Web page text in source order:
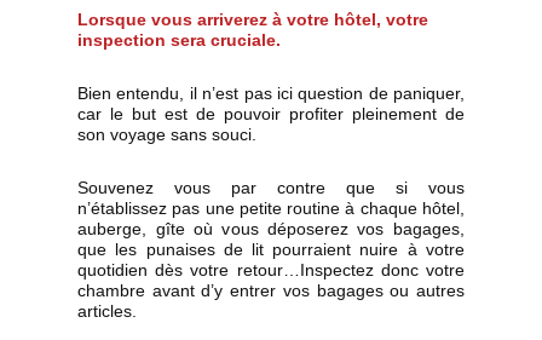
Lorsque vous arriverez à votre hôtel, votre
inspection sera cruciale.
Bien entendu, il n’est pas ici question de paniquer,
car le but est de pouvoir profiter pleinement de
son voyage sans souci.
Souvenez vous par contre que si vous
n’établissez pas une petite routine à chaque hôtel,
auberge, gîte où vous déposerez vos bagages,
que les punaises de lit pourraient nuire à votre
quotidien dès votre retour…Inspectez donc votre
chambre avant d’y entrer vos bagages ou autres
articles.